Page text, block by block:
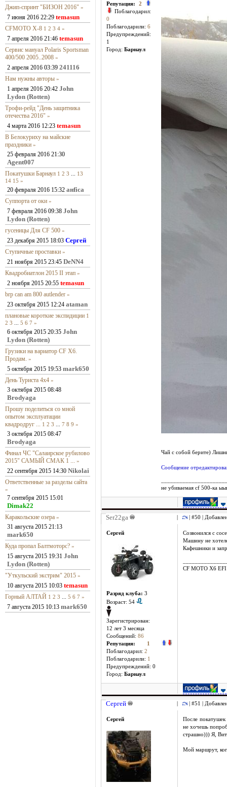
Джип-спринт "БИЗОН 2016" »
7 июня 2016 22:29 temasun
CFMOTO X-8 1 2 3 4 »
7 апреля 2016 21:46 temasun
Сервис мануал Polaris Sportsman
400/500 2005..2008 »
2 апреля 2016 03:39 241116
Нам нужны авторы »
1 апреля 2016 20:42 John
Lydon (Rotten)
Трофи-рейд "День защитника
отечества 2016" »
4 марта 2016 12:23 temasun
В Белокуриху на майские
праздники »
25 февраля 2016 21:30
Agent007
Покатушки Барнаул 1 2 3
13
14 15 »
20 февраля 2016 15:32 анfiса
Суппорта от оки »
7 февраля 2016 09:38 John
Lydon (Rotten)
гусеницы Для CF 500 »
23 декабря 2015 18:03 Сергей
Ступичные проставки »
21 ноября 2015 23:45 DeNN4
Квадробиатлон 2015 II этап »
2 ноября 2015 20:55 temasun
brp can am 800 autlender »
23 октября 2015 12:24 ataman
плановые короткие экспидиции 1
2 3 5 6 7 »
6 октября 2015 20:35 John
Lydon (Rotten)
Грузики на вариатор CF X6.
Продам. »
5 октября 2015 19:53 mark650
День Туриста 4х4 »
3 октября 2015 08:48
Brodyaga
Прошу поделиться со мной
опытом эксплуатации
квадродруг ... 1 2 3 7 8 9 »
3 октября 2015 08:47
Brodyaga
Финал ЧС "Салаирское рубилово
2015" САМЫЙ СМАК 1 ... »
22 сентября 2015 14:30 Nikolai
Ответственные за разделы сайта
»
7 сентября 2015 15:01
Dimak22
Каракольские озера »
31 августа 2015 21:13
mark650
Куда пропал Балтмоторс? »
15 августа 2015 19:31 John
Lydon (Rotten)
"Уткульский экстрим" 2015 »
10 августа 2015 10:03 temasun
Горный АЛТАЙ 1 2 3 5 6 7 »
7 августа 2015 10:13 mark650
Репутация: 2
Поблагодарил:
0
Поблагодарили: 6
Предупреждений:
1
Город: Барнаул
Чай с собой берите)
Сообщение
не убиваемая cf 500-ка
Ser22ga | #50 |
Сергей
Разряд клуба: 3
Возраст: 54
Зарегистрирован:
12 лет 3 месяцa
Сообщений: 86
Репутация:
1
Поблагодарил: 2
Поблагодарили: 1
Предупреждений: 0
Город: Барнаул
Созвонился с
Машину не
Кафешники и
CF MOTO X6 EFI
Сергей | #51 |
Сергей
После
не хочешь
страшно))) Я,
Мой маршрут,